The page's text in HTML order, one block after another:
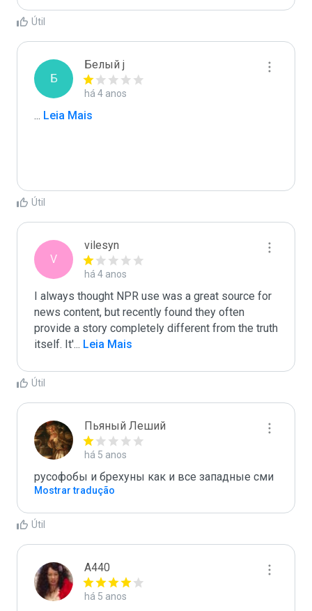
Útil
Б
Белый j
há 4 anos
... Leia Mais
Útil
V
vilesyn
há 4 anos
I always thought NPR use was a great source for
news content, but recently found they often
provide a story completely different from the truth
itself. It'... Leia Mais
Útil
Пьяный Леший
há 5 anos
русофобы и брехуны как и все западные сми
Mostrar tradução
Útil
A440
há 5 anos